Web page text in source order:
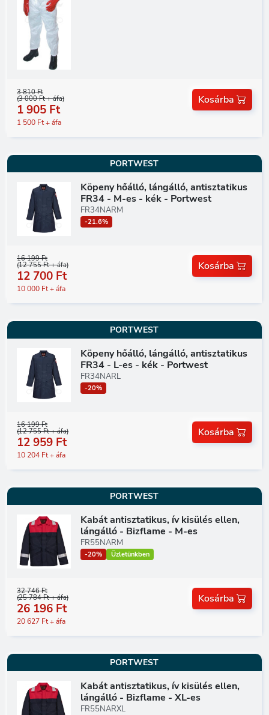
3 810 Ft
(3 000 Ft + áfa)
1 905 Ft
1 500 Ft + áfa
Kosárba
PORTWEST
Köpeny hőálló, lángálló, antisztatikus
FR34 - M-es - kék - Portwest
FR34NARM
-21.6%
16 199 Ft
(12 755 Ft + áfa)
12 700 Ft
10 000 Ft + áfa
Kosárba
PORTWEST
Köpeny hőálló, lángálló, antisztatikus
FR34 - L-es - kék - Portwest
FR34NARL
-20%
16 199 Ft
(12 755 Ft + áfa)
12 959 Ft
10 204 Ft + áfa
Kosárba
PORTWEST
Kabát antisztatikus, ív kisülés ellen,
lángálló - Bizflame - M-es
FR55NARM
-20% Üzletünkben
32 746 Ft
(25 784 Ft + áfa)
26 196 Ft
20 627 Ft + áfa
Kosárba
PORTWEST
Kabát antisztatikus, ív kisülés ellen,
lángálló - Bizflame - XL-es
FR55NARXL